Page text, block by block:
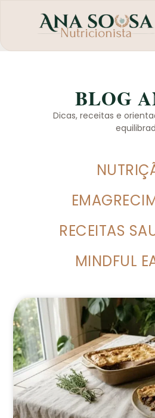
BLOG
Dicas, receitas e
RECEITAS
MINDFUL